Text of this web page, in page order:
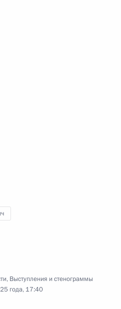
, Выступления и стенограммы
года, 17:40